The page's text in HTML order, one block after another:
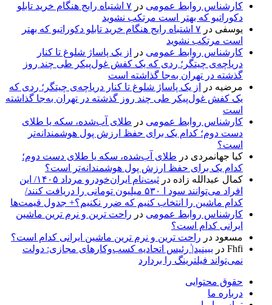
کارشناس روابط عمومی در
۷ اشتباه رایج هنگام خرید تابلو
دکوراتیو که بهتر است مرتکب نشوید
یوسفی در
۷ اشتباه رایج هنگام خرید تابلو دکوراتیو که بهتر
است مرتکب نشوید
کارشناس روابط عمومی در
از یک پاساژ شلوغ تا کنار
دریاچه‌ی چیتگر؛ ردی که یک کفش غول‌پیکر طی چند روز
گذشته در تهران به‌جا گذاشته است
مرضیه در
از یک پاساژ شلوغ تا کنار دریاچه‌ی چیتگر؛ ردی که
یک کفش غول‌پیکر طی چند روز گذشته در تهران به‌جا گذاشته
است
کارشناس روابط عمومی در طلای آب‌شده، سکه یا طلای
دست دوم؛ کدام یک برای حفظ ارزش پول هوشمندانه‌تر
است؟
کیا جهانمردی در طلای آب‌شده، سکه یا طلای دست دوم؛
کدام یک برای حفظ ارزش پول هوشمندانه‌تر است؟
کمال عبدالله زاده در
ثبت‌نام ایران‌خودرو مرداد ۱۴۰۵/ این
افراد می‌توانند سود ا ۵۳۰ میلیون تومانی را دریافت کنند/
کدام ماشین را انتخاب کنیم که ضرر نکنیم؟+ جدول قیمت‌ها
کارشناس روابط عمومی در راحت ترین و نرم ترین ماشین
ایرانی کدام است؟
مسعود در راحت ترین و نرم ترین ماشین ایرانی کدام است؟
Fhfi در ببینید| ٰرئیس اتحادیه کسب‌وکارهای مجازی: دولت
نمی‌تواند فیلترینگ را بردارد
حقوق محتوایی
درباره ما